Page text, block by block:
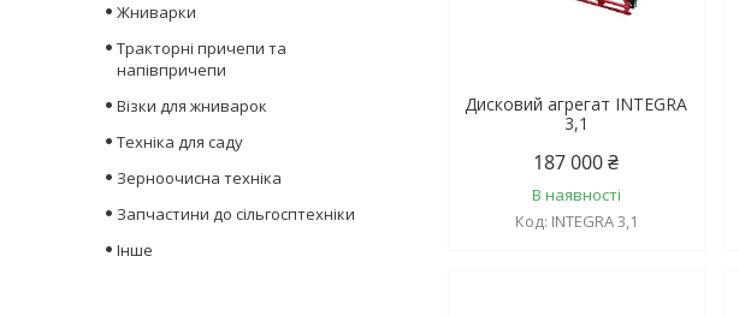
Дисковий агрегат INTEGRA
3,1
187 000 ₴
В наявності
INTEGRA 3,1
Жниварки
Тракторні причепи та
напівпричепи
Візки для жниварок
Техніка для саду
Зерноочисна техніка
Запчастини до сільгосптехніки
Інше